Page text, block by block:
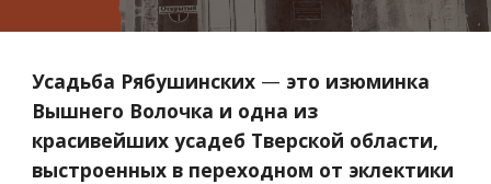
Усадьба Рябушинских — это изюминка
Вышнего Волочка и одна из
красивейших усадеб Тверской области,
выстроенных в переходном от эклектики